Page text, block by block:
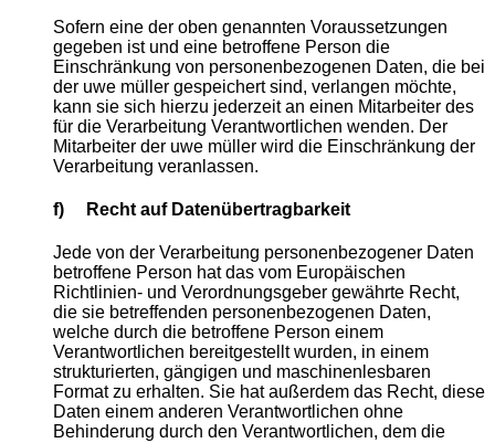
Sofern eine der oben genannten Voraussetzungen
gegeben ist und eine betroffene Person die
Einschränkung von personenbezogenen Daten, die bei
der uwe müller gespeichert sind, verlangen möchte,
kann sie sich hierzu jederzeit an einen Mitarbeiter des
für die Verarbeitung Verantwortlichen wenden. Der
Mitarbeiter der uwe müller wird die Einschränkung der
Verarbeitung veranlassen.
f) Recht auf Datenübertragbarkeit
Jede von der Verarbeitung personenbezogener Daten
betroffene Person hat das vom Europäischen
Richtlinien- und Verordnungsgeber gewährte Recht,
die sie betreffenden personenbezogenen Daten,
welche durch die betroffene Person einem
Verantwortlichen bereitgestellt wurden, in einem
strukturierten, gängigen und maschinenlesbaren
Format zu erhalten. Sie hat außerdem das Recht, diese
Daten einem anderen Verantwortlichen ohne
Behinderung durch den Verantwortlichen, dem die